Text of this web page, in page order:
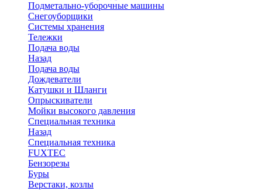
Подметально-уборочные машины
Снегоуборщики
Системы хранения
Тележки
Подача воды
Назад
Подача воды
Дождеватели
Катушки и Шланги
Опрыскиватели
Мойки высокого давления
Специальная техника
Назад
Специальная техника
FUXTEC
Бензорезы
Буры
Верстаки, козлы